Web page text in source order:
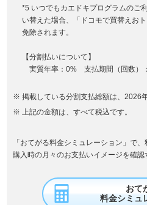
*5 いつでもカエドキプログラムのご
い替えた場合、「ドコモで買替えお
免除されます。
【分割払いについて】
実質年率：0% 支払期間（回数）
掲載している分割支払総額は、2026
上記の金額は、すべて税込です。
「おてがる料金シミュレーション」で
購入時の月々のお支払いイメージを確認
おて
料金シミュ